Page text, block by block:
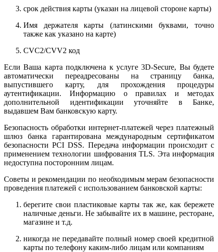
срок действия карты (указан на лицевой стороне карты)
Имя держателя карты (латинскими буквами, точно
также как указано на карте)
CVC2/CVV2 код
Если Ваша карта подключена к услуге 3D-Secure, Вы будете
автоматически переадресованы на страницу банка,
выпустившего карту, для прохождения процедуры
аутентификации. Информацию о правилах и методах
дополнительной идентификации уточняйте в Банке,
выдавшем Вам банковскую карту.
Безопасность обработки интернет-платежей через платежный
шлюз банка гарантирована международным сертификатом
безопасности PCI DSS. Передача информации происходит с
применением технологии шифрования TLS. Эта информация
недоступна посторонним лицам.
Советы и рекомендации по необходимым мерам безопасности
проведения платежей с использованием банковской карты:
берегите свои пластиковые карты так же, как бережете
наличные деньги. Не забывайте их в машине, ресторане,
магазине и т.д.
никогда не передавайте полный номер своей кредитной
карты по телефону каким-либо лицам или компаниям